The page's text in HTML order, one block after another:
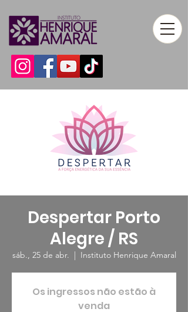
Despertar Porto
Alegre / RS
sáb., 25 de abr.
  |
Instituto Henrique Amaral
Os ingressos não estão à
venda